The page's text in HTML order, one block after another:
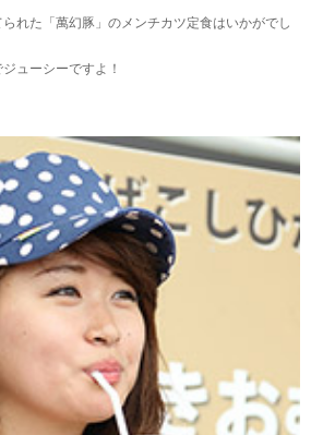
れた「萬幻豚」のメンチカツ定食はいかがでし
ューシーですよ！